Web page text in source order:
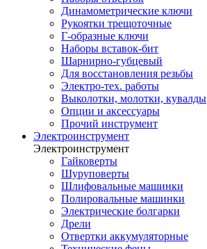
Динамометрические ключи
Рукоятки трещоточные
Г-образные ключи
Наборы вставок-бит
Шарнирно-губцевый
Для восстановления резьбы
Электро-тех. работы
Выколотки, молотки, кувалды
Опции и аксессуары
Прочий инструмент
Электроинструмент
Электроинструмент
Гайковерты
Шуруповерты
Шлифовальные машинки
Полировальные машинки
Электрические болгарки
Дрели
Отвертки аккумуляторные